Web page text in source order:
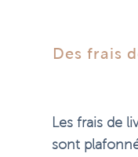
Des frais
Les frais de
sont